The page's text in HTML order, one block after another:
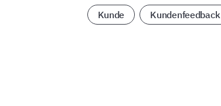
Kunde Kundenfeedback